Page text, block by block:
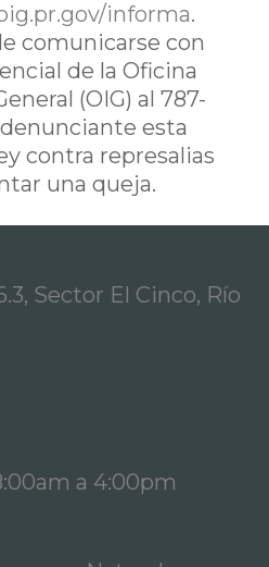
informa.
comunicarse con
de la Oficina
(OIG) al 787-
esta
contra represalias
una queja.
Sector El Cinco, Río
a 4:00pm